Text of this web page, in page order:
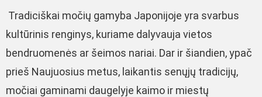
Tradiciškai močių gamyba Japonijoje yra svarbus
kultūrinis renginys, kuriame dalyvauja vietos
bendruomenės ar šeimos nariai. Dar ir šiandien, ypač
prieš Naujuosius metus, laikantis senųjų tradicijų,
močiai gaminami daugelyje kaimo ir miestų